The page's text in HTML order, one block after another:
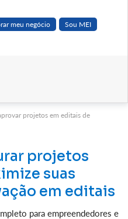
projetos em editais de
projetos
suas
em editais
para empreendedores e
meu negócio
Sou MEI